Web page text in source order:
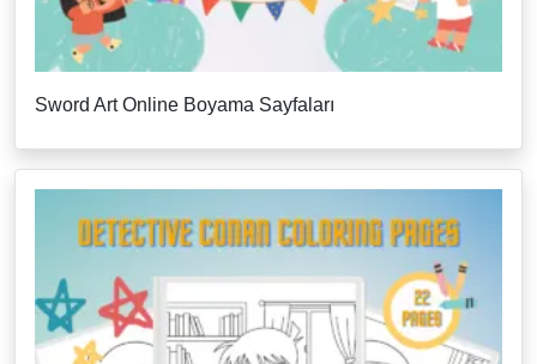
Sword Art Online Boyama Sayfaları